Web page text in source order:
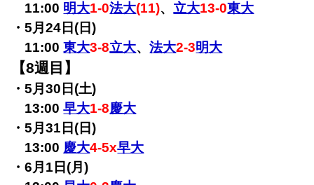
11:00 明大1-0法大(11)、 立大13-0東大
・5月24日(日)
11:00東大3-8立大、法大2-3明大
【8週目】
・5月30日(土)
13:00早大1-8慶大
・5月31日(日)
13:00 慶大4-5x早大
・6月1日(月)